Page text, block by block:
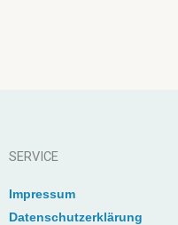
SERVICE
Impressum
Datenschutzerklärung